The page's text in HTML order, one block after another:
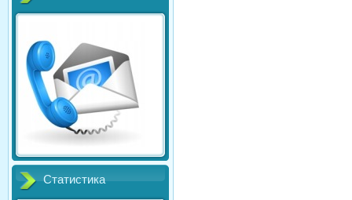
Статистика